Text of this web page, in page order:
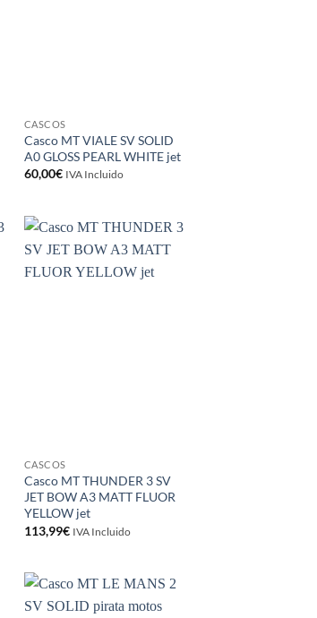
CASCOS
Casco MT VIALE SV SOLID
A0 GLOSS PEARL WHITE jet
60,00€ IVA Incluido
Añadir
a la
CASCOS
Casco MT THUNDER 3 SV
JET BOW A3 MATT FLUOR
YELLOW jet
113,99€ IVA Incluido